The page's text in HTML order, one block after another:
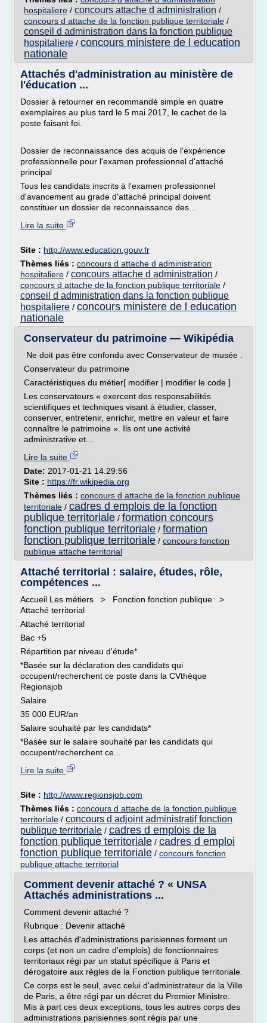
hospitaliere / concours attache d administration /
concours d attache de la fonction publique territoriale /
conseil d administration dans la fonction publique
hospitaliere / concours ministere de l education
nationale
Attachés d'administration au ministère de
l'éducation ...
Dossier à retourner en recommandé simple en quatre
exemplaires au plus tard le 5 mai 2017, le cachet de la
poste faisant foi.
Dossier de reconnaissance des acquis de l'expérience
professionnelle pour l'examen professionnel d'attaché
principal
Tous les candidats inscrits à l'examen professionnel
d'avancement au grade d'attaché principal doivent
constituer un dossier de reconnaissance des...
Lire la suite
Site : http://www.education.gouv.fr
Thèmes liés : concours d attache d administration
hospitaliere / concours attache d administration /
concours d attache de la fonction publique territoriale /
conseil d administration dans la fonction publique
hospitaliere / concours ministere de l education
nationale
Conservateur du patrimoine — Wikipédia
Ne doit pas être confondu avec Conservateur de musée .
Conservateur du patrimoine
Caractéristiques du métier[ modifier | modifier le code ]
Les conservateurs « exercent des responsabilités
scientifiques et techniques visant à étudier, classer,
conserver, entretenir, enrichir, mettre en valeur et faire
connaître le patrimoine ». Ils ont une activité
administrative et...
Lire la suite
Date: 2017-01-21 14:29:56
Site : https://fr.wikipedia.org
Thèmes liés : concours d attache de la fonction publique
territoriale / cadres d emplois de la fonction
publique territoriale / formation concours
fonction publique territoriale / formation
fonction publique territoriale / concours fonction
publique attache territorial
Attaché territorial : salaire, études, rôle,
compétences ...
Accueil Les métiers > Fonction fonction publique >
Attaché territorial
Attaché territorial
Bac +5
Répartition par niveau d'étude*
*Basée sur la déclaration des candidats qui
occupent/recherchent ce poste dans la CVthèque
Regionsjob
Salaire
35 000 EUR/an
Salaire souhaité par les candidats*
*Basée sur le salaire souhaité par les candidats qui
occupent/recherchent ce...
Lire la suite
Site : http://www.regionsjob.com
Thèmes liés : concours d attache de la fonction publique
territoriale / concours d adjoint administratif fonction
publique territoriale / cadres d emplois de la
fonction publique territoriale / cadres d emploi
fonction publique territoriale / concours fonction
publique attache territorial
Comment devenir attaché ? « UNSA
Attachés administrations ...
Comment devenir attaché ?
Rubrique : Devenir attaché
Les attachés d'administrations parisiennes forment un
corps (et non un cadre d'emplois) de fonctionnaires
territoriaux régi par un statut spécifique à Paris et
dérogatoire aux règles de la Fonction publique territoriale.
Ce corps est le seul, avec celui d'administrateur de la Ville
de Paris, a être régi par un décret du Premier Ministre.
Mis à part ces deux exceptions, tous les autres corps des
administrations parisiennes sont régis par une